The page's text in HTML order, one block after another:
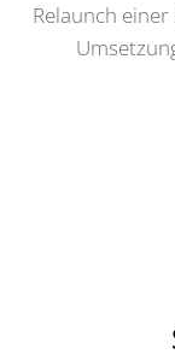
Relaunch